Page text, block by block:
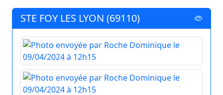
STE FOY LES LYON (69110)